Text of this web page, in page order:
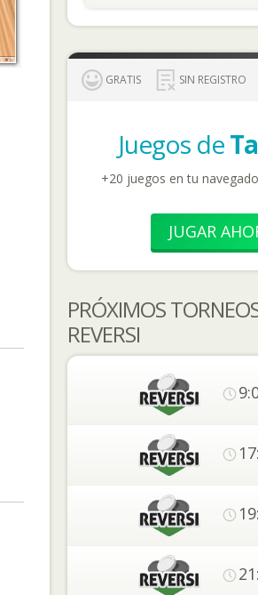
GRATIS SIN REGISTRO
Juegos de
+20 juegos en tu
JUGAR
PRÓXIMOS
REVERSI